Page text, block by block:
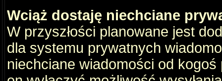
Wciąż dostaję niechciane
W przyszłości planowane jest
dla systemu prywatnych
niechciane wiadomości od